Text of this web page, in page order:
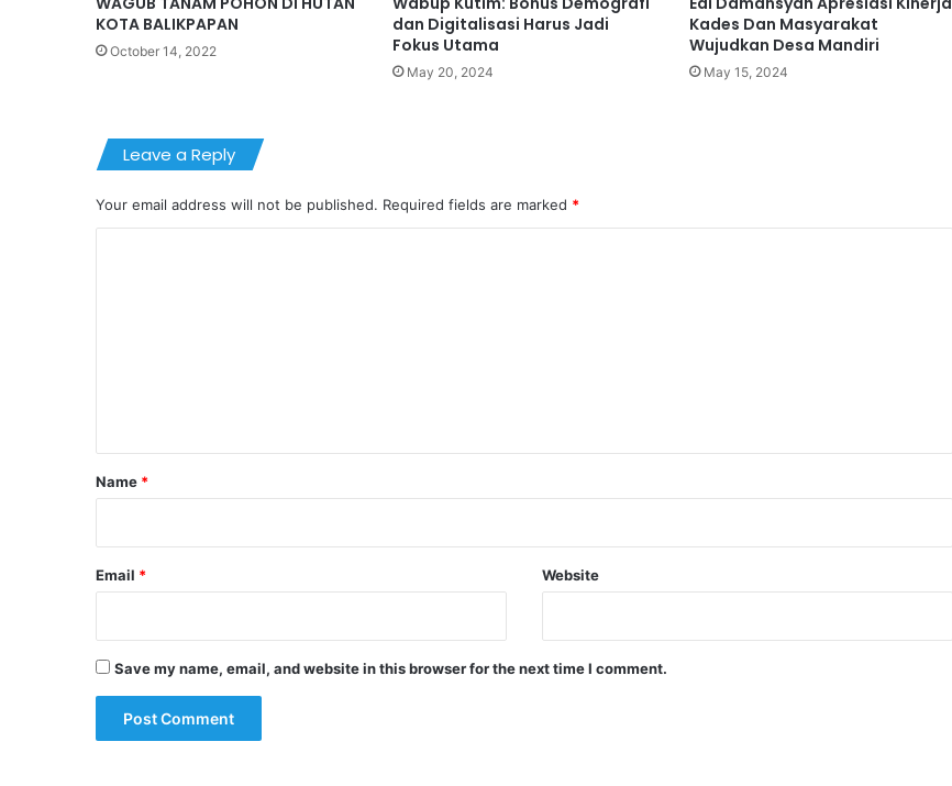
KOTA BALIKPAPAN
October 14, 2022
dan Digitalisasi Harus Jadi
Fokus Utama
May 20, 2024
Kades Dan Masyarakat
Wujudkan Desa Mandiri
May 15, 2024
Leave a Reply
Your email address will not be published. Required fields are marked *
*
Name *
Email * Website
Save my name, email, and website in this browser for the next time I comment.